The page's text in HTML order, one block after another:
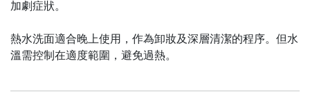
加劇症狀。
熱水洗面適合晚上使用，作為卸妝及深層清潔的程序。但水
溫需控制在適度範圍，避免過熱。